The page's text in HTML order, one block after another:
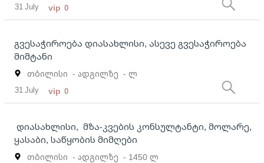
31 July vip 0
გვესაჭიროება დიასახლისი, ასევე გვესაჭიროება
მიმტანი
თბილისი - ადგილზე - ლ
31 July vip 0
დიასახლისი, მზა-კვების კონსულტანტი, მოლარე,
ყასაბი, საწყობის მიმღები
თბილისი - ადგილზე - 1450 ლ